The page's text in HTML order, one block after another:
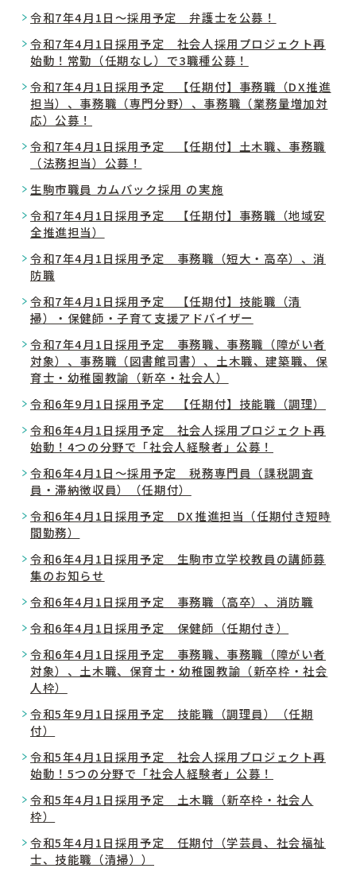
令和7年4月1日～採用予定 弁護士を公募！
令和7年4月1日採用予定 社会人採用プロジェクト再
始動！常勤（任期なし）で3職種公募！
令和7年4月1日採用予定 【任期付】事務職（DX推進
担当）、事務職（専門分野）、事務職（業務量増加対
応）公募！
令和7年4月1日採用予定 【任期付】土木職、事務職
（法務担当）公募！
生駒市職員 カムバック採用 の実施
令和7年4月1日採用予定 【任期付】事務職（地域安
全推進担当）
令和7年4月1日採用予定 事務職（短大・高卒）、消
防職
令和7年4月1日採用予定 【任期付】技能職（清
掃）・保健師・子育て支援アドバイザー
令和7年4月1日採用予定 事務職、事務職（障がい者
対象）、事務職（図書館司書）、土木職、建築職、保
育士・幼稚園教諭（新卒・社会人）
令和6年9月1日採用予定 【任期付】技能職（調理）
令和6年4月1日採用予定 社会人採用プロジェクト再
始動！4つの分野で「社会人経験者」公募！
令和6年4月1日～採用予定 税務専門員（課税調査
員・滞納徴収員）（任期付）
令和6年4月1日採用予定 DX推進担当（任期付き短時
間勤務）
令和6年4月1日採用予定 生駒市立学校教員の講師募
集のお知らせ
令和6年4月1日採用予定 事務職（高卒）、消防職
令和6年4月1日採用予定 保健師（任期付き）
令和6年4月1日採用予定 事務職、事務職（障がい者
対象）、土木職、保育士・幼稚園教諭（新卒枠・社会
人枠）
令和5年9月1日採用予定 技能職（調理員）（任期
付）
令和5年4月1日採用予定 社会人採用プロジェクト再
始動！5つの分野で「社会人経験者」公募！
令和5年4月1日採用予定 土木職（新卒枠・社会人
枠）
令和5年4月1日採用予定 任期付（学芸員、社会福祉
士、技能職（清掃））